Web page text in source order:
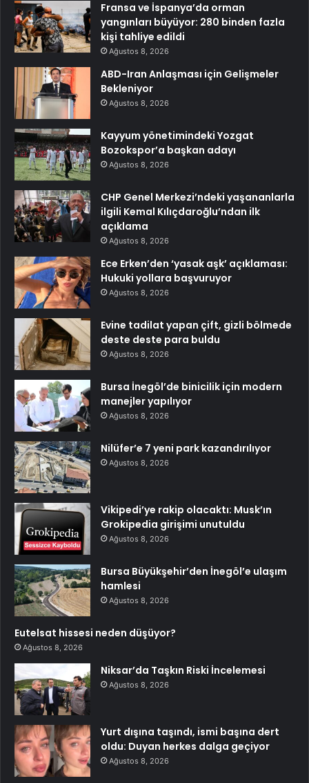
Fransa ve İspanya’da orman
yangınları büyüyor: 280 binden fazla
kişi tahliye edildi
Ağustos 8, 2026
ABD-Iran Anlaşması için Gelişmeler
Bekleniyor
Ağustos 8, 2026
Kayyum yönetimindeki Yozgat
Bozokspor’a başkan adayı
Ağustos 8, 2026
CHP Genel Merkezi’ndeki yaşananlarla
ilgili Kemal Kılıçdaroğlu’ndan ilk
açıklama
Ağustos 8, 2026
Ece Erken’den ‘yasak aşk’ açıklaması:
Hukuki yollara başvuruyor
Ağustos 8, 2026
Evine tadilat yapan çift, gizli bölmede
deste deste para buldu
Ağustos 8, 2026
Bursa İnegöl’de binicilik için modern
manejler yapılıyor
Ağustos 8, 2026
Nilüfer’e 7 yeni park kazandırılıyor
Ağustos 8, 2026
Vikipedi’ye rakip olacaktı: Musk’ın
Grokipedia girişimi unutuldu
Ağustos 8, 2026
Bursa Büyükşehir’den İnegöl’e ulaşım
hamlesi
Ağustos 8, 2026
Eutelsat hissesi neden düşüyor?
Ağustos 8, 2026
Niksar’da Taşkın Riski İncelemesi
Ağustos 8, 2026
Yurt dışına taşındı, ismi başına dert
oldu: Duyan herkes dalga geçiyor
Ağustos 8, 2026